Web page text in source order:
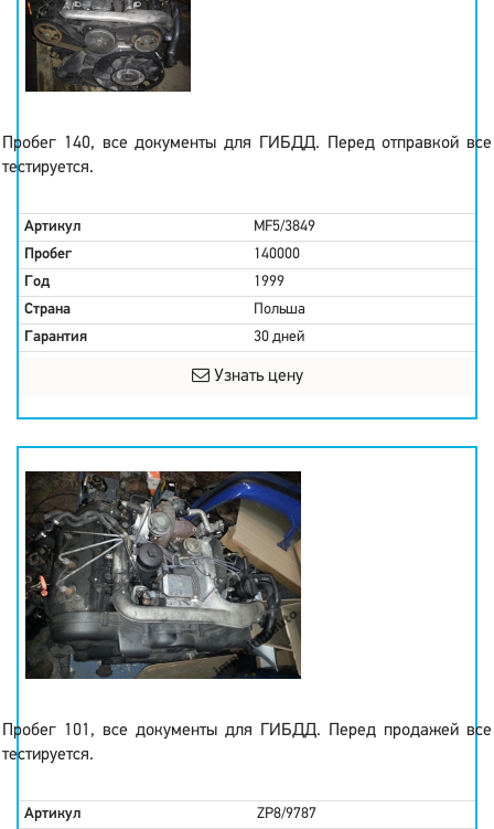
Пробег 140, все документы для ГИБДД. Перед отправкой все
тестируется.
Артикул
MF5/3849
Пробег
140000
Год
1999
Страна
Польша
Гарантия
30 дней
Узнать цену
Пробег 101, все документы для ГИБДД. Перед продажей все
тестируется.
Артикул
ZP8/9787